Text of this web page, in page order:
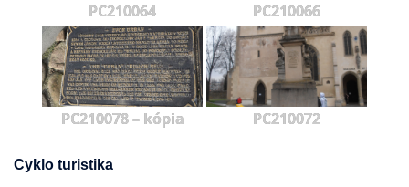
PC210064 PC210066
PC210078 – kópia PC210072
Cyklo turistika